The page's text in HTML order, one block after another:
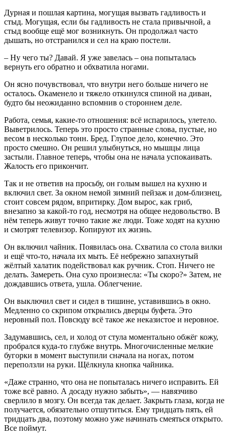
Дурная и пошлая картина, могущая вызвать гадливость и
стыд. Могущая, если бы гадливость не стала привычной, а
стыд вообще ещё мог возникнуть. Он продолжал часто
дышать, но отстранился и сел на краю постели.
– Ну чего ты? Давай. Я уже завелась – она попыталась
вернуть его обратно и обхватила ногами.
Он ясно почувствовал, что внутри него больше ничего не
осталось. Окаменело и тяжело откинулся спиной на диван,
будто бы неожиданно вспомнив о стороннем деле.
Работа, семья, какие-то отношения: всё испарилось, улетело.
Выветрилось. Теперь это просто странные слова, пустые, но
весом в несколько тонн. Бред. Глупое дело, конечно. Это
просто смешно. Он решил улыбнуться, но мышцы лица
застыли. Главное теперь, чтобы она не начала успокаивать.
Жалость его прикончит.
Так и не ответив на просьбу, он голым вышел на кухню и
включил свет. За окном немой зимний пейзаж и дом-близнец,
стоит совсем рядом, впритирку. Дом вырос, как гриб,
внезапно за какой-то год, несмотря на общее недовольство. В
нём теперь живут точно такие же люди. Тоже ходят на кухню
и смотрят телевизор. Копируют их жизнь.
Он включил чайник. Появилась она. Схватила со стола вилки
и ещё что-то, начала их мыть. Её небрежно запахнутый
жёлтый халатик подействовал как ручник. Стоп. Ничего не
делать. Замереть. Она сухо произнесла: «Ты скоро?» Затем, не
дождавшись ответа, ушла. Облегчение.
Он выключил свет и сидел в тишине, уставившись в окно.
Медленно со скрипом открылись дверцы буфета. Это
неровный пол. Повсюду всё такое же неказистое и неровное.
Задумавшись, сел, и холод от стула моментально обжёг кожу,
пробрался куда-то глубже внутрь. Многочисленные мелкие
бугорки в момент выступили сначала на ногах, потом
переползли на руки. Щёлкнула кнопка чайника.
«Даже странно, что она не попыталась ничего исправить. Ей
тоже всё равно. А досаду нужно забыть», — навязчиво
сверлило в мозгу. Он всегда так делает. Закрыть глаза, когда не
получается, обязательно отшутиться. Ему тридцать пять, ей
тридцать два, поэтому можно уже начинать смеяться открыто.
Все поймут.